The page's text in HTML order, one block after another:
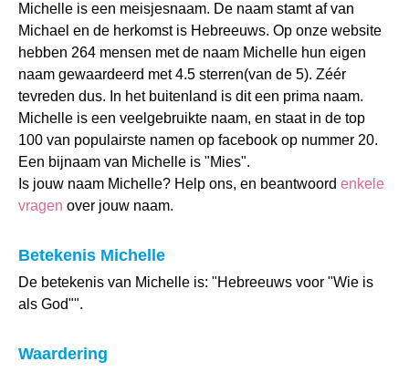
Michelle is een meisjesnaam. De naam stamt af van
Michael en de herkomst is Hebreeuws. Op onze website
hebben 264 mensen met de naam Michelle hun eigen
naam gewaardeerd met 4.5 sterren(van de 5). Zéér
tevreden dus. In het buitenland is dit een prima naam.
Michelle is een veelgebruikte naam, en staat in de top
100 van populairste namen op facebook op nummer 20.
Een bijnaam van Michelle is "Mies".
Is jouw naam Michelle? Help ons, en beantwoord enkele
vragen over jouw naam.
Betekenis Michelle
De betekenis van Michelle is: "Hebreeuws voor "Wie is
als God"".
Waardering